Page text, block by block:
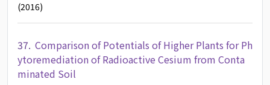
(2016)
37. Comparison of Potentials of Higher Plants for Ph
ytoremediation of Radioactive Cesium from Conta
minated Soil